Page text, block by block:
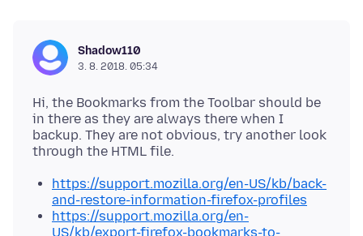
Shadow110
3. 8. 2018. 05:34
Hi, the Bookmarks from the Toolbar should be
in there as they are always there when I
backup. They are not obvious, try another look
https://support.mozilla.org/en-US/kb/back-
and-restore-information-firefox-profiles
https://support.mozilla.org/en-
US/kb/export-firefox-bookmarks-to-